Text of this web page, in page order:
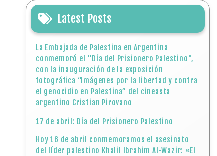
Latest Posts
La Embajada de Palestina en Argentina
conmemoró el "Día del Prisionero Palestino",
con la inauguración de la exposición
fotográfica “Imágenes por la libertad y contra
el genocidio en Palestina” del cineasta
argentino Cristian Pirovano
17 de abril: Día del Prisionero Palestino
Hoy 16 de abril conmemoramos el asesinato
del líder palestino Khalil Ibrahim Al-Wazir: «El